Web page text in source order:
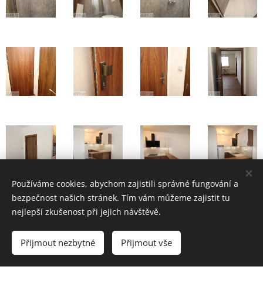
Používáme cookies, abychom zajistili správné fungování a
bezpečnost našich stránek. Tím vám můžeme zajistit tu
nejlepší zkušenost při jejich návštěvě.
Přijmout nezbytné Přijmout vše